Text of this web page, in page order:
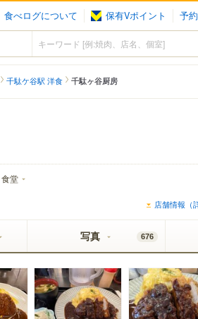
食べログについて 保有Vポイント 予
千駄ケ谷駅 洋食 千駄ヶ谷厨房
食堂
店舗情報（
写真 676